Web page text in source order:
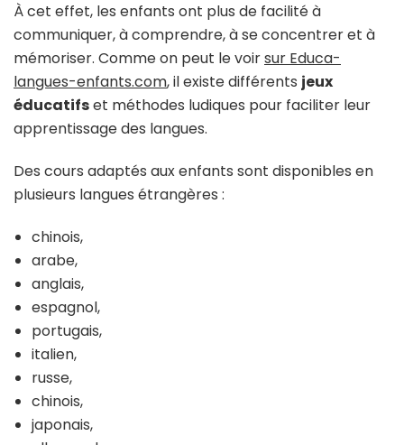
À cet effet, les enfants ont plus de facilité à
communiquer, à comprendre, à se concentrer et à
mémoriser. Comme on peut le voirsur Educa-
langues-enfants.com, il existe différents jeux
éducatifset méthodes ludiques pour faciliter leur
apprentissage des langues.
Des cours adaptés aux enfants sont disponibles en
plusieurs langues étrangères :
chinois,
arabe,
anglais,
espagnol,
portugais,
italien,
russe,
chinois,
japonais,